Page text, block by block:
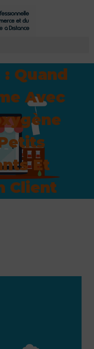
: Quand
Avec
Et
Client